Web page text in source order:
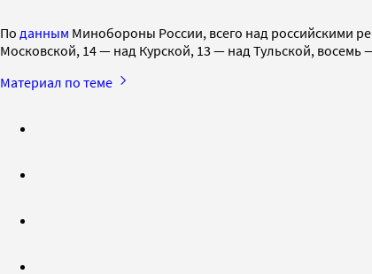
По данным Минобороны России, всего над российскими
Московской, 14 — над Курской, 13 — над Тульской,
Материал по теме